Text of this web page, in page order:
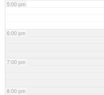
5:00 pm
6:00 pm
7:00 pm
8:00 pm